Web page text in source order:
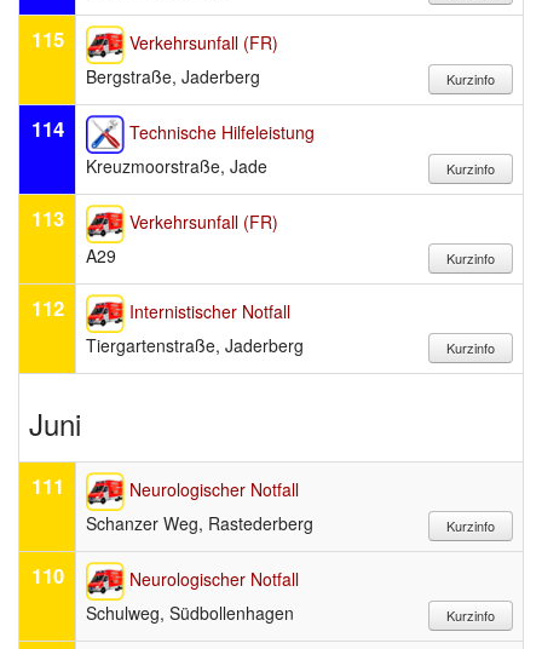
115
Verkehrsunfall (FR)
Bergstraße, Jaderberg
114
Technische Hilfeleistung
Kreuzmoorstraße, Jade
113
Verkehrsunfall (FR)
A29
112
Internistischer Notfall
Tiergartenstraße, Jaderberg
Juni
111
Neurologischer Notfall
Schanzer Weg, Rastederberg
110
Neurologischer Notfall
Schulweg, Südbollenhagen